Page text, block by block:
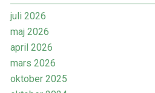
juli 2026
maj 2026
april 2026
mars 2026
oktober 2025